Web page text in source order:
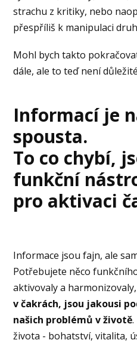
strachu z kritiky, nebo
přespříliš k manipulaci
Mohl bych takto
dále, ale to teď není
Informací je
spousta.
To co chybí,
funkční
pro aktivaci
Informace jsou fajn, ale
Potřebujete něco
aktivovaly a
v čakrách, jsou jakousi
našich problémů v životě
života - bohatství, vitalita,